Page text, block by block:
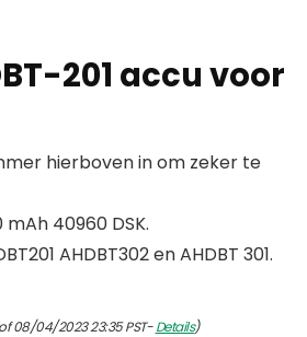
201 accu voor
hierboven in om zeker te
mAh 40960 DSK.
AHDBT302 en AHDBT 301.
08/04/2023 23:35 PST-Details)